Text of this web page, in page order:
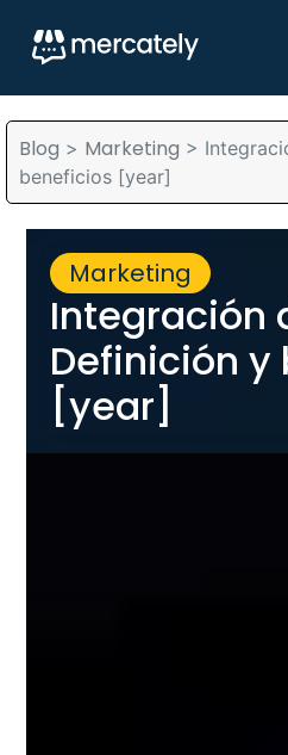
Blog > Marketing >
beneficios [year]
Marketing
Integración
Definición y
[year]